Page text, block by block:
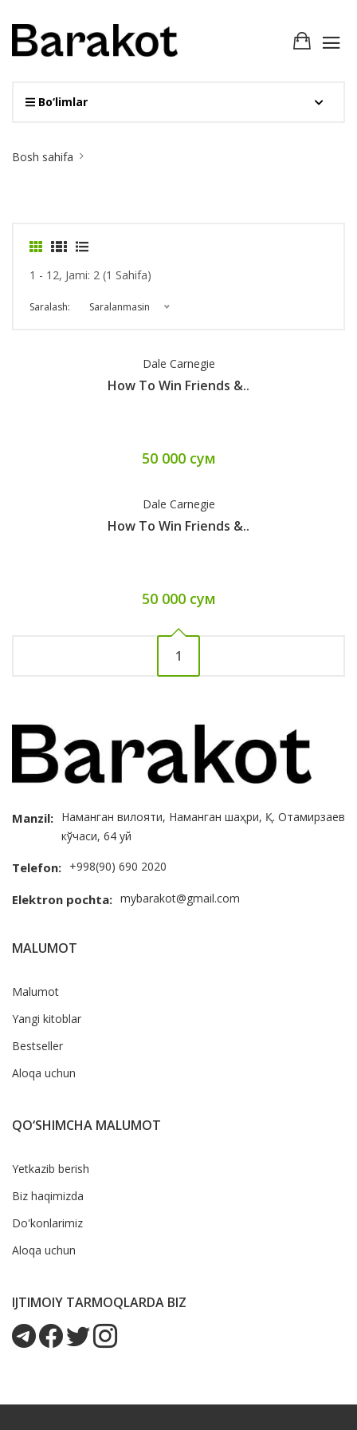
Bo‘limlar
Breadcrumb
Bosh sahifa
1 - 12, Jami: 2 (1 Sahifa)
Saralash: Saralanmasin
Dale Carnegie
How To Win Friends &..
50 000 сум
Dale Carnegie
How To Win Friends &..
50 000 сум
1
Manzil: Наманган вилояти, Наманган шаҳри, Қ. Отамирзаев
кўчаси, 64 уй
Telefon: +998(90) 690 2020
Elektron pochta: mybarakot@gmail.com
MALUMOT
Malumot
Yangi kitoblar
Bestseller
Aloqa uchun
QO‘SHIMCHA MALUMOT
Yetkazib berish
Biz haqimizda
Do'konlarimiz
Aloqa uchun
IJTIMOIY TARMOQLARDA BIZ